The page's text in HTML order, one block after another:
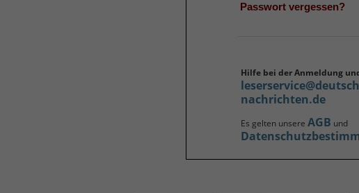
Passwort vergessen?
Hilfe bei der Anmeldung
nachrichten.de
Es gelten unsere AGB und